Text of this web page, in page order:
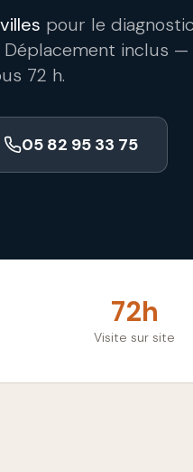
villes pour le
inclus
72 h.
05 82 95 33 75
72h
Visite sur site